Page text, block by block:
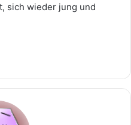
sich wieder jung und